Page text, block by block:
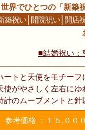
世界でひとつの「新築
築祝い 開院祝い 開店
■結婚祝い
ートと天使をモチー
使がやさしく左右にゆ
計のムーブメントと
参考価格 ：１５,０